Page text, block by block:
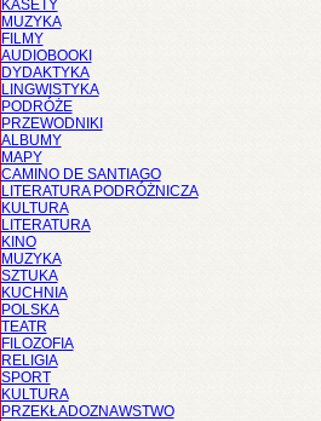
KASETY
MUZYKA
FILMY
AUDIOBOOKI
DYDAKTYKA
LINGWISTYKA
PODRÓŻE
PRZEWODNIKI
ALBUMY
MAPY
CAMINO DE SANTIAGO
LITERATURA PODRÓŻNICZA
KULTURA
LITERATURA
KINO
MUZYKA
SZTUKA
KUCHNIA
POLSKA
TEATR
FILOZOFIA
RELIGIA
SPORT
KULTURA
PRZEKŁADOZNAWSTWO